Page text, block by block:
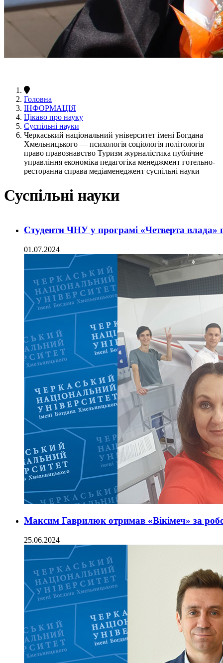
Головна
ІНФОРМАЦІЯ
Цікаво про науку
Суспільні науки
Черкаський національний університет імені Богдана
Хмельницького — психологія соціологія політологія
право правознавство Туризм журналістика публічне
управління економіка педагогіка менеджмент готельно-
ресторанна справа медіаменеджент суспільні науки
Суспільні науки
Студенти ЧНУ у програмі «Четверта
01.07.2024
Максим Гаврилюк отримав «Вікімеч» за
25.06.2024